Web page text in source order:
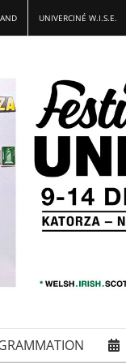
UNIVERCINÉ W.I.S.E.